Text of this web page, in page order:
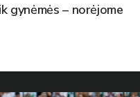
gynėmės – norėjome